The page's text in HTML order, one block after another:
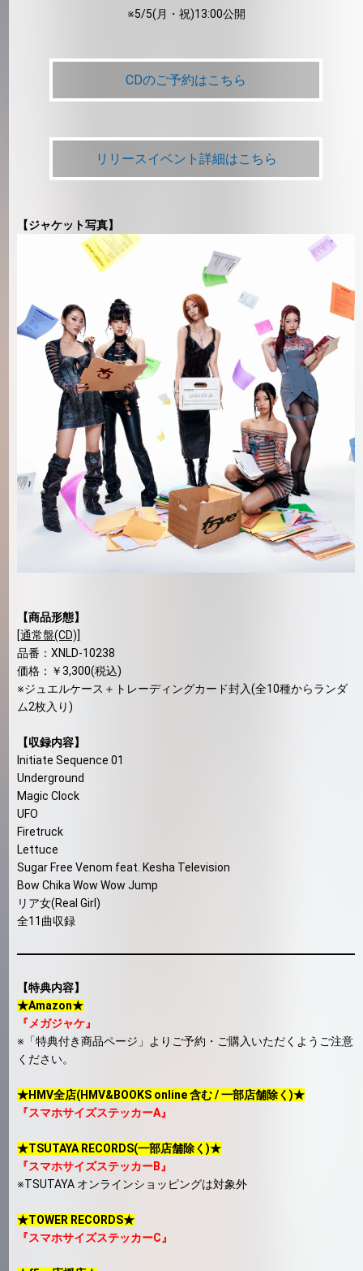
※5/5(月・祝)13:00公開
CDのご予約はこちら
リリースイベント詳細はこちら
【ジャケット写真】
【商品形態】
[通常盤(CD)]
品番：XNLD-10238
価格：￥3,300(税込)
※ジュエルケース＋トレーディングカード封入(全10種からランダ
ム2枚入り)
【収録内容】
Initiate Sequence 01
Underground
Magic Clock
UFO
Firetruck
Lettuce
Sugar Free Venom feat. Kesha Television
Bow Chika Wow Wow Jump
リア女(Real Girl)
全11曲収録
【特典内容】
★Amazon★
『メガジャケ』
※「特典付き商品ページ」よりご予約・ご購入いただくようご注意
ください。
★HMV全店(HMV&BOOKS online 含む / 一部店舗除く)★
『スマホサイズステッカーA』
★TSUTAYA RECORDS(一部店舗除く)★
『スマホサイズステッカーB』
※TSUTAYA オンラインショッピングは対象外
★TOWER RECORDS★
『スマホサイズステッカーC』